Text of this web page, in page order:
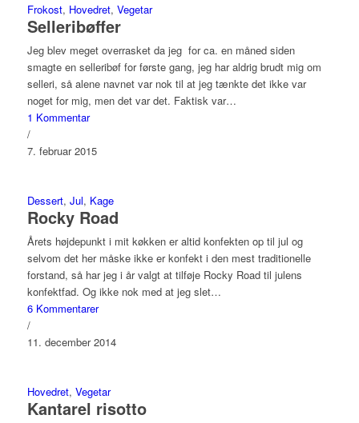
Frokost, Hovedret, Vegetar
Selleribøffer
Jeg blev meget overrasket da jeg for ca. en måned siden
smagte en selleribøf for første gang, jeg har aldrig brudt mig om
selleri, så alene navnet var nok til at jeg tænkte det ikke var
noget for mig, men det var det. Faktisk var…
1 Kommentar
/
7. februar 2015
Dessert, Jul, Kage
Rocky Road
Årets højdepunkt i mit køkken er altid konfekten op til jul og
selvom det her måske ikke er konfekt i den mest traditionelle
forstand, så har jeg i år valgt at tilføje Rocky Road til julens
konfektfad. Og ikke nok med at jeg slet…
6 Kommentarer
/
11. december 2014
Hovedret, Vegetar
Kantarel risotto